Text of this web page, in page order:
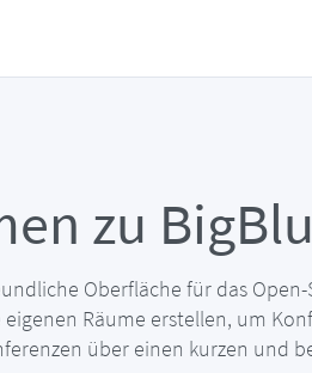
zu
Oberfläche für das
Räume erstellen, um
über einen kurzen und